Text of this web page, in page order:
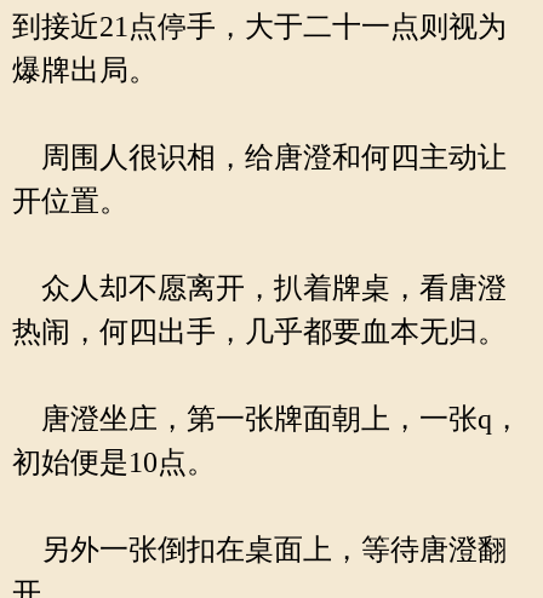
到接近21点停手，大于二十一点则视为
爆牌出局。
周围人很识相，给唐澄和何四主动让
开位置。
众人却不愿离开，扒着牌桌，看唐澄
热闹，何四出手，几乎都要血本无归。
唐澄坐庄，第一张牌面朝上，一张q，
初始便是10点。
另外一张倒扣在桌面上，等待唐澄翻